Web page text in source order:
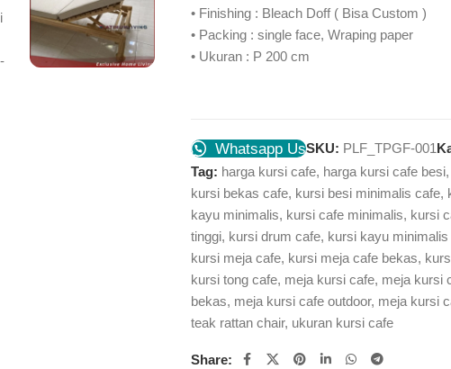
• Finishing : Bleach Doff ( Bisa Custom )
• Packing : single face, Wraping paper
• Ukuran : P 200 cm
Whatsapp UsSKU: PLF_TPGF-001
Tag: harga kursi cafe, harga kursi cafe besi,
kursi bekas cafe, kursi besi minimalis cafe,
kayu minimalis, kursi cafe minimalis, kursi
tinggi, kursi drum cafe, kursi kayu
kursi meja cafe, kursi meja cafe bekas,
kursi tong cafe, meja kursi cafe, meja kursi
bekas, meja kursi cafe outdoor, meja kursi
teak rattan chair, ukuran kursi cafe
Share: